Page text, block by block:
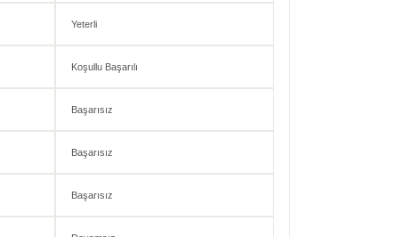
Yeterli
Koşullu Başarılı
Başarısız
Başarısız
Başarısız